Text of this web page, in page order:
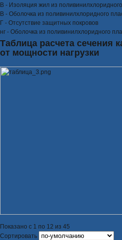
В - Изоляция жил из
В - Оболочка из поливинилхлоридного
Г - Отсутствие защитных покровов
нг - Оболочка из поливинилхлоридного
Таблица расчета сечения
от мощности нагрузки
Показано с 1 по 12 из 45
Сортировать